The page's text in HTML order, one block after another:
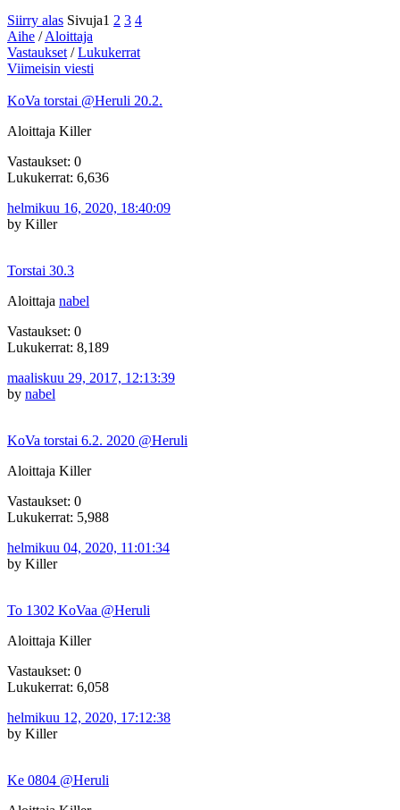
Siirry alas Sivuja1 2 3 4
Aihe /Aloittaja
Vastaukset /Lukukerrat
Viimeisin viesti
KoVa torstai @Heruli 20.2.
Aloittaja Killer
Vastaukset: 0
Lukukerrat: 6,636
helmikuu 16, 2020, 18:40:09
by Killer
Torstai 30.3
Aloittaja nabel
Vastaukset: 0
Lukukerrat: 8,189
maaliskuu 29, 2017, 12:13:39
by nabel
KoVa torstai 6.2. 2020 @Heruli
Aloittaja Killer
Vastaukset: 0
Lukukerrat: 5,988
helmikuu 04, 2020, 11:01:34
by Killer
To 1302 KoVaa @Heruli
Aloittaja Killer
Vastaukset: 0
Lukukerrat: 6,058
helmikuu 12, 2020, 17:12:38
by Killer
Ke 0804 @Heruli